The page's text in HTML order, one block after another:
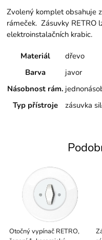
Zvolený komplet obsahuje
rámeček. Zásuvky RETRO
elektroinstalačních krabic.
Materiál
dřevo
Barva
javor
Násobnost rám.
Typ přístroje
zásuvka
Otočný vypínač RETRO,